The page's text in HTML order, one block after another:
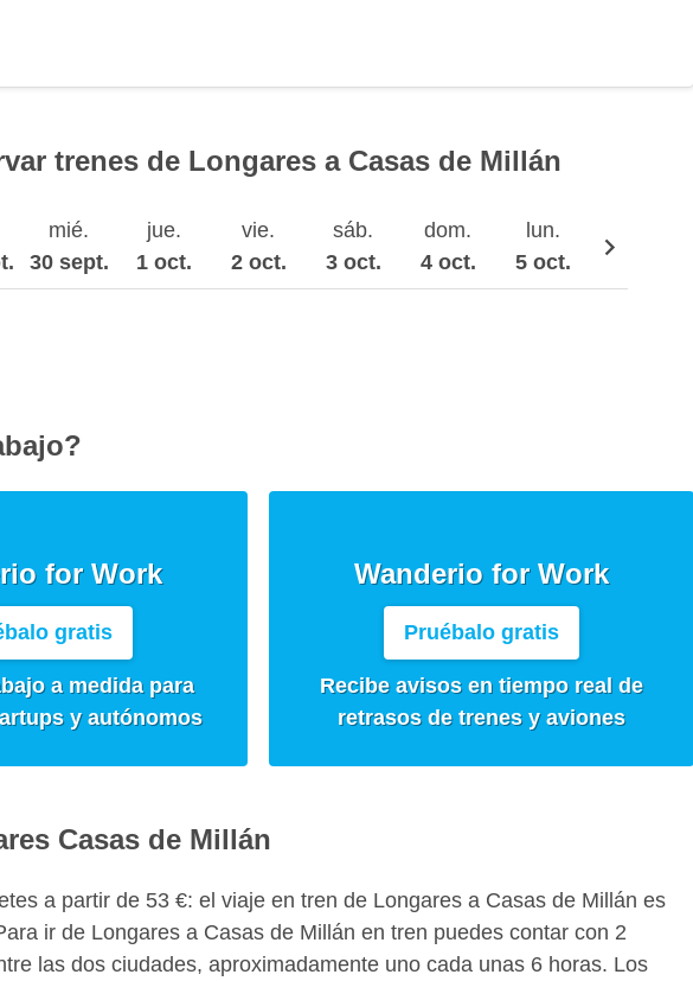
trenes de Longares a Casas de Millán
mié.
30 sept.
jue.
1 oct.
vie.
2 oct.
sáb.
3 oct.
dom.
4 oct.
lun.
5 oct.
for Work
gratis
a medida para
y autónomos
Wanderio for Work
Pruébalo gratis
Recibe avisos en tiempo real de
retrasos de trenes y aviones
Casas de Millán
a partir de 53 €: el viaje en tren de Longares a Casas de Millán es
ir de Longares a Casas de Millán en tren puedes contar con 2
las dos ciudades, aproximadamente uno cada unas 6 horas. Los